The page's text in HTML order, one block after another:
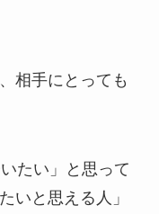
相手にとっても
たい」と思って
いと思える人」